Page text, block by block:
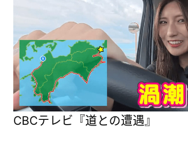
CBCテレビ『道との遭遇』